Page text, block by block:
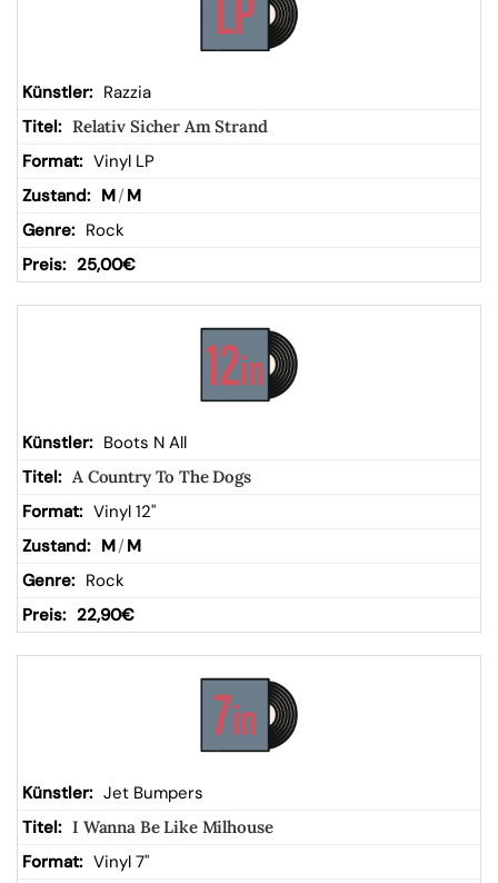
Razzia
Relativ Sicher Am Strand
Vinyl LP
M/ M
Rock
25,00€
Boots N All
A Country To The Dogs
Vinyl 12"
M/ M
Rock
22,90€
Jet Bumpers
I Wanna Be Like Milhouse
Vinyl 7"